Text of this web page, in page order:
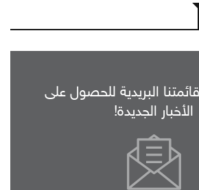
البريدية للحصول على
الأخبار الجديدة!